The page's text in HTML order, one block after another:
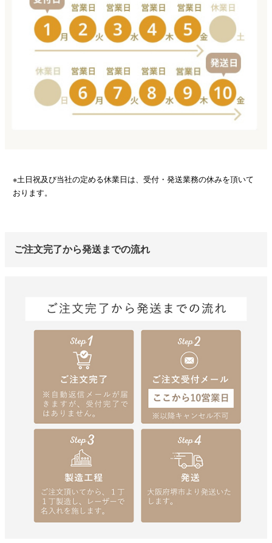
※土日祝及び当社の定める休業日は、受付・発送業務の休みを頂いて
おります。
ご注文完了から発送までの流れ